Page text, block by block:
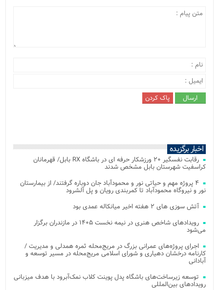
اخبار برگزیده
رقابت نفسگیر ۲۰ ورزشکار حرفه ای در باشگاه RX بابل/ قهرمانان
کراسفیت شهرستان بابل مشخص شدند
۴ پروژه مهم و حیاتی نور و محمودآباد جان دوباره گرفتند/ از بیمارستان
نور و نیروگاه محمودآباد تا کمربندی رویان و پل آلشرود
آتش‌ سوزی‌ های ۲ هفته اخیر میانکاله عمدی بود
رویدادهای شاخص هنری در نیمه نخست ۱۴۰۵ در مازندران برگزار
می‌شود
اجرای پروژه‌های عمرانی بزرگ در مریج‌محله ثمره همدلی و مدیریت /
کارنامه درخشان دهیاری و شورای اسلامی مریج‌محله در مسیر توسعه و
آبادانی
توسعه زیرساخت‌های باشگاه پدل پوینت کلاب نمک‌آبرود با هدف میزبانی
رویدادهای بین‌المللی